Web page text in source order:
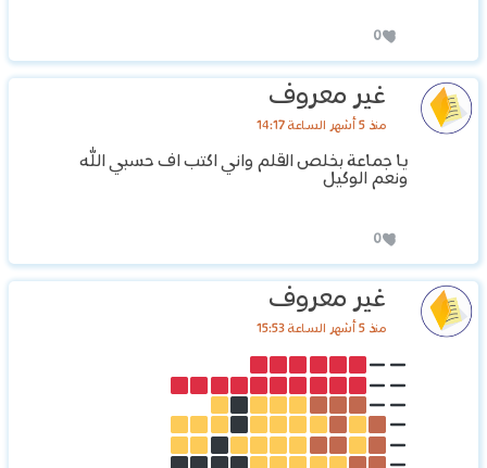
0
غير معروف
منذ 5 أشهر الساعة 14:17
يا جماعة بخلص القلم واني اكتب اف حسبي الله
ونعم الوكيل
0
غير معروف
منذ 5 أشهر الساعة 15:53